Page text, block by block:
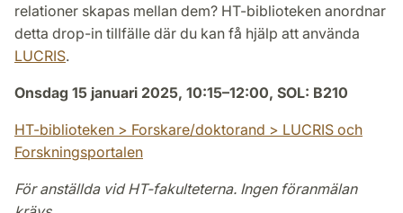
relationer skapas mellan dem? HT-biblioteken anordnar
detta drop-in tillfälle där du kan få hjälp att använda
LUCRIS.
Onsdag 15 januari 2025, 10:15–12:00, SOL: B210
HT-biblioteken > Forskare/doktorand > LUCRIS och
Forskningsportalen
För anställda vid HT-fakulteterna. Ingen föranmälan